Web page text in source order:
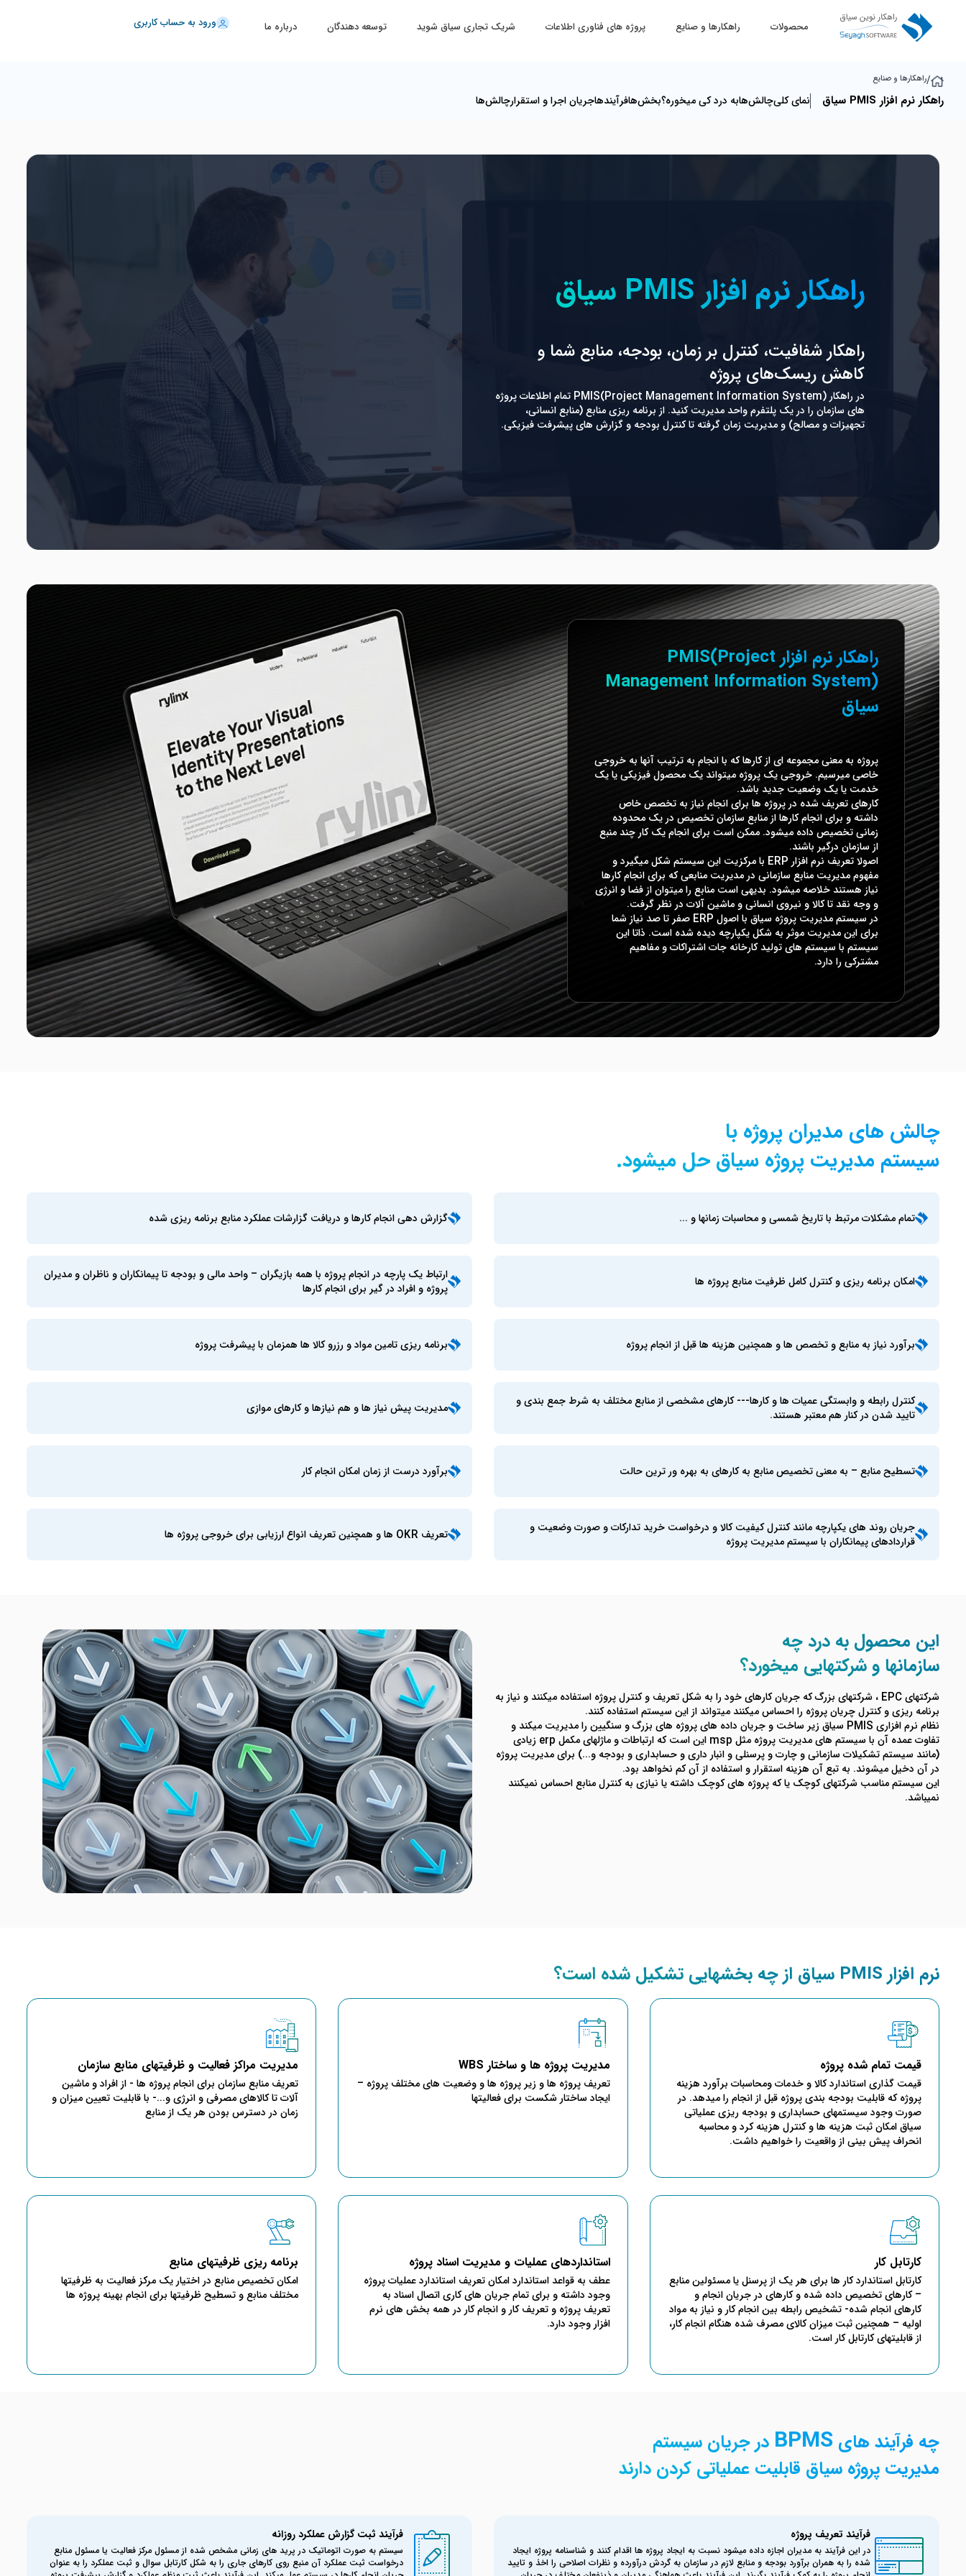
محصولات راهکارها و صنایع پروژه های فناوری اطلاعات شریک تجاری سیاق شوید توسعه دهندگان درباره ما ورود به حساب کاربری
/راهکارها و صنایع
راهکار نرم افزار PMIS سیاق نمای کلیچالش‌هابه درد کی میخوره؟بخش‌ها‌فرآیندها‌جریان اجرا و استقرار‌چالش‌ها‌
راهکار نرم افزار PMIS سیاق
راهکار شفافیت، کنترل بر زمان، بودجه، منابع شما و
کاهش ریسک‌های پروژه
در راهکار PMIS(Project Management Information System) تمام اطلاعات پروژه
های سازمان را در یک پلتفرم واحد مدیریت کنید. از برنامه ریزی منابع (منابع انسانی،
تجهیزات و مصالح) و مدیریت زمان گرفته تا کنترل بودجه و گزارش های پیشرفت فیزیکی.
راهکار نرم افزار PMIS(Project
Management Information System)
سیاق
پروژه به معنی مجموعه ای از کارها که با انجام به ترتیب آنها به خروجی
خاصی میرسیم. خروجی یک پروژه میتواند یک محصول فیزیکی یا یک
خدمت یا یک وضعیت جدید باشد.
کارهای تعریف شده در پروژه ها برای انجام نیاز به تخصص خاص
داشته و برای انجام کارها از منابع سازمان تخصیص در یک محدوده
زمانی تخصیص داده میشود. ممکن است برای انجام یک کار چند منبع
از سازمان درگیر باشند.
اصولا تعریف نرم افزار ERP با مرکزیت این سیستم شکل میگیرد و
مفهوم مدیریت منابع سازمانی در مدیریت منابعی که برای انجام کارها
نیاز هستند خلاصه میشود. بدیهی است منابع را میتوان از فضا و انرژی
و وجه نقد تا کالا و نیروی انسانی و ماشین آلات در نظر گرفت.
در سیستم مدیریت پروژه سیاق با اصول ERP صفر تا صد نیاز شما
برای این مدیریت موثر به شکل یکپارچه دیده شده است. ذاتا این
سیستم با سیستم های تولید کارخانه جات اشتراکات و مفاهیم
مشترکی را دارد.
چالش های مدیران پروژه با
سیستم مدیریت پروژه سیاق حل میشود.
تمام مشکلات مرتبط با تاریخ شمسی و محاسبات زمانها و ... گزارش دهی انجام کارها و دریافت گزارشات عملکرد منابع برنامه ریزی شده
امکان برنامه ریزی و کنترل کامل ظرفیت منابع پروژه ها
ارتباط یک پارچه در انجام پروژه با همه بازیگران – واحد مالی و بودجه تا پیمانکاران و ناظران و مدیران
پروژه و افراد در گیر برای انجام کارها
برآورد نیاز به منابع و تخصص ها و همچنین هزینه ها قبل از انجام پروژه برنامه ریزی تامین مواد و رزرو کالا ها همزمان با پیشرفت پروژه
کنترل رابطه و وابستگی عمیات ها و کارها--- کارهای مشخصی از منابع مختلف به شرط جمع بندی و
تایید شدن در کنار هم معتبر هستند.
مدیریت پیش نیاز ها و هم نیازها و کارهای موازی
تسطیح منابع – به معنی تخصیص منابع به کارهای به بهره ور ترین حالت برآورد درست از زمان امکان انجام کار
جریان روند های یکپارچه مانند کنترل کیفیت کالا و درخواست خرید تدارکات و صورت وضعیت و
قراردادهای پیمانکاران با سیستم مدیریت پروژه
تعریف OKR ها و همچنین تعریف انواع ارزیابی برای خروجی پروژه ها
این محصول به درد چه
سازمانها و شرکتهایی میخورد؟
شرکتهای EPC ، شرکتهای بزرگ که جریان کارهای خود را به شکل تعریف و کنترل پروژه استفاده میکنند و نیاز به
برنامه ریزی و کنترل چریان پروژه را احساس میکنند میتواند از این سیستم استفاده کنند.
نظام نرم افزاری PMIS سیاق زیر ساخت و جریان داده های پروژه های بزرگ و سنگیین را مدیریت میکند و
تفاوت عمده آن با سیستم های مدیریت پروژه مثل msp این است که ارتباطات و ماژلهای مکمل erp زیادی
(مانند سیستم تشکیلات سازمانی و چارت و پرسنلی و انبار داری و حسابداری و بودجه و...) برای مدیریت پروژه
در آن دخیل میشوند. به تبع آن هزینه استقرار و استفاده از آن کم نخواهد بود.
این سیستم مناسب شرکتهای کوچک یا که پروژه های کوچک داشته یا نیازی به کنترل منابع احساس نمیکنند
نمیباشد.
نرم افزار PMIS سیاق از چه بخشهایی تشکیل شده است؟
قیمت تمام شده پروژه
قیمت گذاری استاندارد کالا و خدمات ومحاسبات برآورد هزینه
پروژه که قابلیت بودجه بندی پروژه قبل از انجام را میدهد. در
صورت وجود سیستمهای حسابداری و بودجه ریزی عملیاتی
سیاق امکان ثبت هزینه ها و کنترل هزینه کرد و محاسبه
انحراف پیش بینی از واقعیت را خواهیم داشت.
مدیریت پروژه ها و ساختار WBS
تعریف پروژه ها و زیر پروژه ها و وضعیت های مختلف پروژه –
ایجاد ساختار شکست برای فعالیتها
مدیریت مراکز فعالیت و ظرفیتهای منابع سازمان
تعریف منابع سازمان برای انجام پروژه ها - از افراد و ماشین
آلات تا کالاهای مصرفی و انرژی و...- با قابلیت تعیین میزان و
زمان در دسترس بودن هر یک از منابع
کارتابل کار
کارتابل استاندارد کار ها برای هر یک از پرسنل یا مسئولین منابع
– کارهای تخصیص داده شده و کارهای در جریان انجام و
کارهای انجام شده- تشخیص رابطه بین انجام کار و نیاز به مواد
اولیه – همچنین ثبت میزان کالای مصرف شده هنگام انجام کار،
از قابلیتهای کارتابل کار است.
استانداردهای عملیات و مدیریت اسناد پروژه
عطف به قواعد استاندارد امکان تعریف استاندارد عملیات پروژه
وجود داشته و برای تمام جریان های کاری اتصال اسناد به
تعریف پروژه و تعریف کار و انجام کار در همه بخش های نرم
افزار وجود دارد.
برنامه ریزی ظرفیتهای منابع
امکان تخصیص منابع در اختیار یک مرکز فعالیت به ظرفیتها
مختلف منابع و تسطیح ظرفیتها برای انجام بهینه پروژه ها
چه فرآیند های BPMS در جریان سیستم
مدیریت پروژه سیاق قابلیت عملیاتی کردن دارند
فرآیند تعریف پروژه
در این فرآیند به مدیران اجازه داده میشود نسبت به ایجاد پروژه ها اقدام کنند و شناسنامه پروژه ایجاد
شده را به همران برآورد بودجه و منابع لازم در سازمان به گردش درآورده و نظرات اصلاحی را اخذ و تایید
فرآیند ثبت گزارش عملکرد روزانه
سیستم به صورت اتوماتیک در پرید های زمانی مشخص شده از مسئول مرکز فعالیت یا مسئول منابع
درخواست ثبت عملکرد آن منبع روی کارهای جاری را به شکل کارتابل سوال و ثبت عملکرد را به عنوان